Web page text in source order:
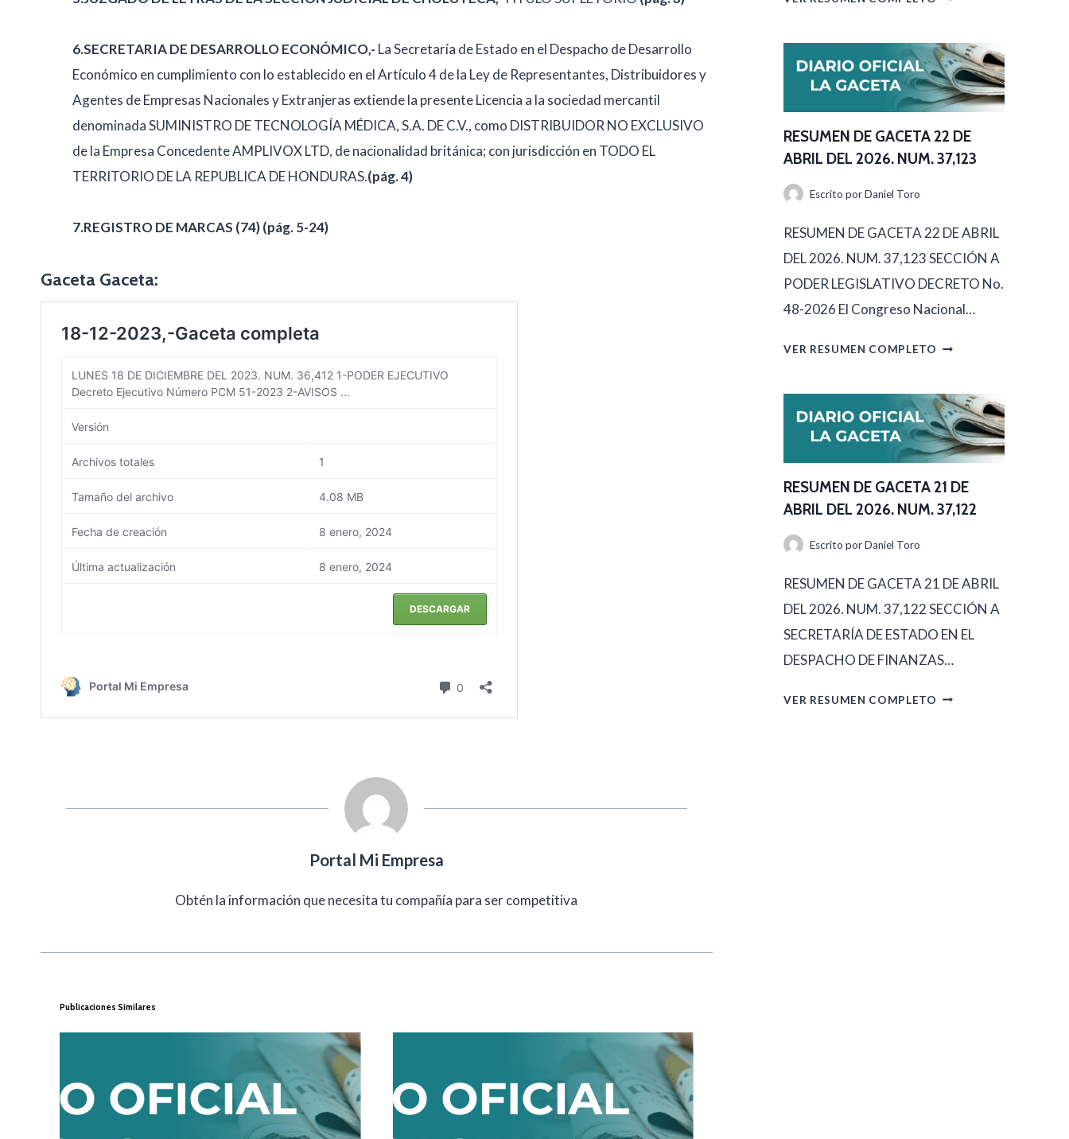
6.SECRETARIA DE DESARROLLO ECONÓMICO,- La Secretaría de Estado en el Despacho de Desarrollo
Económico en cumplimiento con lo establecido en el Artículo 4 de la Ley de Representantes, Distribuidores y
Agentes de Empresas Nacionales y Extranjeras extiende la presente Licencia a la sociedad mercantil
denominada SUMINISTRO DE TECNOLOGÍA MÉDICA, S.A. DE C.V., como DISTRIBUIDOR NO EXCLUSIVO
de la Empresa Concedente AMPLIVOX LTD, de nacionalidad británica; con jurisdicción en TODO EL
TERRITORIO DE LA REPUBLICA DE HONDURAS.(pág. 4)
7.REGISTRO DE MARCAS (74)(pág. 5-24)
Gaceta Gaceta:
Portal Mi Empresa
Obtén la información que necesita tu compañía para ser competitiva
Publicaciones Similares
S
U
M
G
A
C
E
A
3
D
E
A
B
L
D
E
L
RESUMEN DE GACETA 22 DE
ABRIL DEL 2026. NUM. 37,123
Escrito por Daniel Toro
RESUMEN DE GACETA 22 DE ABRIL
DEL 2026. NUM. 37,123 SECCIÓN A
PODER LEGISLATIVO DECRETO No.
48-2026 El Congreso Nacional…
VER RESUMEN COMPLETO R
S
U
M
G
A
C
E
A
RESUMEN DE GACETA 21 DE
ABRIL DEL 2026. NUM. 37,122
Escrito por Daniel Toro
RESUMEN DE GACETA 21 DE ABRIL
DEL 2026. NUM. 37,122 SECCIÓN A
SECRETARÍA DE ESTADO EN EL
DESPACHO DE FINANZAS…
VER RESUMEN COMPLETO R